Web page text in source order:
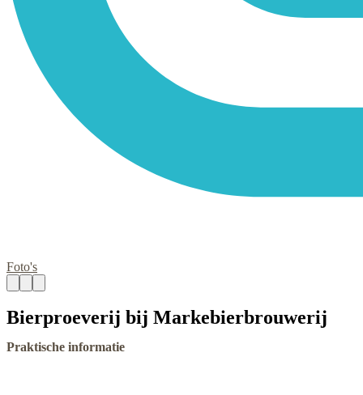
Foto's
Bierproeverij bij Markebierbrouwerij
Praktische informatie